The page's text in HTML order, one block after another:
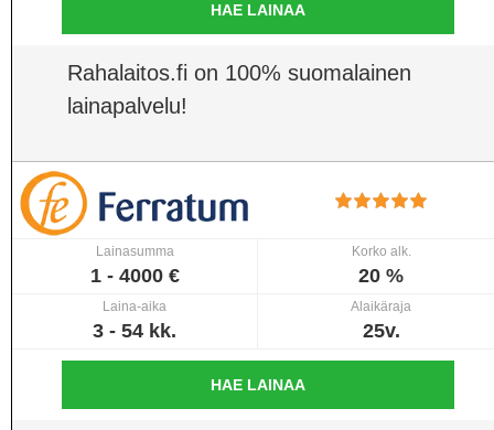
HAE LAINAA
Rahalaitos.fi on 100% suomalainen
lainapalvelu!
Lainasumma
1 - 4000 €
Korko alk.
20 %
Laina-aika
3 - 54 kk.
Alaikäraja
25v.
HAE LAINAA